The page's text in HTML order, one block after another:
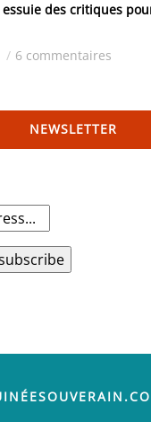
des critiques
/ 6 commentaires
NEWSLETTER